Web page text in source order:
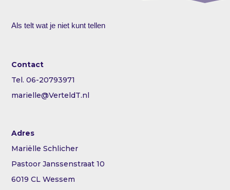
Als telt wat je niet kunt tellen
Contact
Tel. 06-20793971
marielle@VerteldT.nl
Adres
Mariëlle Schlicher
Pastoor Janssenstraat 10
6019 CL Wessem